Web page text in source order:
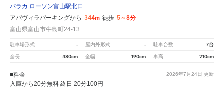
パラカ ローソン富山駅北口
アパヴィラパーキングから 344m 徒歩 5～8分
富山県富山市牛島町24-13
駐車場形式 - 屋内外形式 - 駐車台数 7台
全長 480cm 全幅 190cm 車高 210cm
2026年7月24日 更新
■料金
入庫から20分無料 終日 20分100円